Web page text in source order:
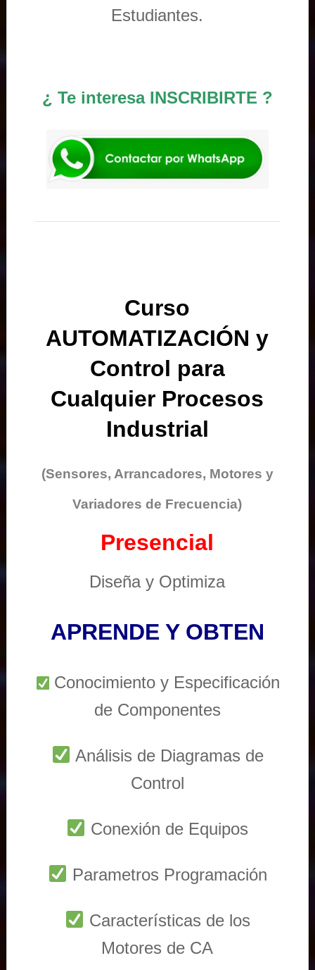
Estudiantes.
¿ Te interesa INSCRIBIRTE ?
Curso
AUTOMATIZACIÓN y
Control para
Cualquier Procesos
Industrial
(Sensores, Arrancadores, Motores y
Variadores de Frecuencia)
Presencial
Diseña y Optimiza
APRENDE Y OBTEN
Conocimiento y Especificación
de Componentes
Análisis de Diagramas de
Control
Conexión de Equipos
Parametros Programación
Características de los
Motores de CA